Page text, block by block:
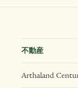
不動産
Arthaland